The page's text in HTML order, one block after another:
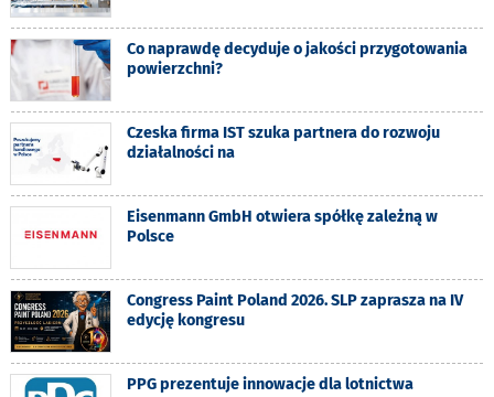
Co naprawdę decyduje o jakości przygotowania
powierzchni?
Czeska firma IST szuka partnera do rozwoju
działalności na
Eisenmann GmbH otwiera spółkę zależną w
Polsce
Congress Paint Poland 2026. SLP zaprasza na IV
edycję kongresu
PPG prezentuje innowacje dla lotnictwa